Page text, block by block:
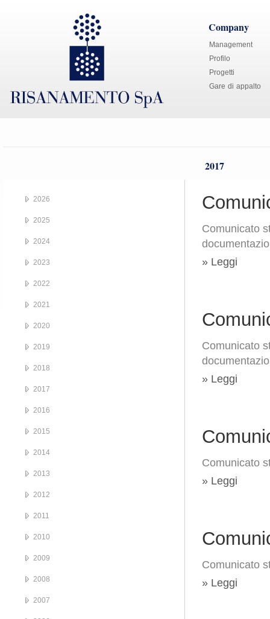
Company
Management
Profilo
Progetti
Gare di appalto
2017
Comunicato
» Leggi
Comunicato
» Leggi
Comunicato
» Leggi
Comunicato
» Leggi
2026
2025
2024
2023
2022
2021
2020
2019
2018
2017
2016
2015
2014
2013
2012
2011
2010
2009
2008
2007